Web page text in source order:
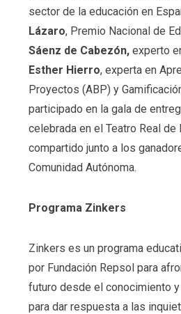
sector de la educación en
Lázaro, Premio Nacional de
Sáenz de Cabezón, experto
Esther Hierro, experta en
Proyectos (ABP) y
participado en la gala de
celebrada en el Teatro Real de
compartido junto a los
Comunidad Autónoma.
Programa Zinkers
Zinkers es un programa
por Fundación Repsol para
futuro desde el conocimiento
para dar respuesta a las